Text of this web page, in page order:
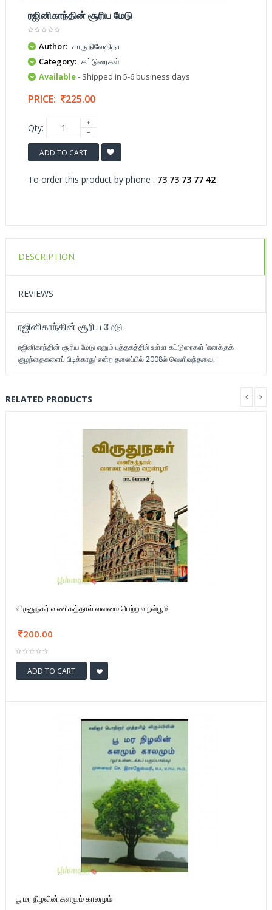
ரஜினிகாந்தின் சூரிய மேடு
Author: சாரு நிவேதிதா
Category: கட்டுரைகள்
Available- Shipped in 5-6 business days
PRICE: 225.00
Qty:
ADD TO CART
To order this product by phone : 73 73 73 77 42
DESCRIPTION
REVIEWS
ரஜினிகாந்தின் சூரிய மேடு
ரஜினிகாந்தின் சூரிய மேடு எனும் புத்தகத்தில் உள்ள கட்டுரைகள் ‘எனக்குக்
குழந்தைகளைப் பிடிக்காது’ என்ற தலைப்பில் 2008ல் வெளிவந்தவை.
RELATED PRODUCTS
விருதுநகர் வணிகத்தால் வளமை பெற்ற வறள்பூமி
200.00
ADD TO CART
பூ மர நிழலின் களமும் காலமும்